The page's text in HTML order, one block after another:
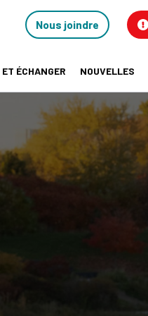
Contact
Us
Nous joindre
ÉCHANGER NOUVELLES